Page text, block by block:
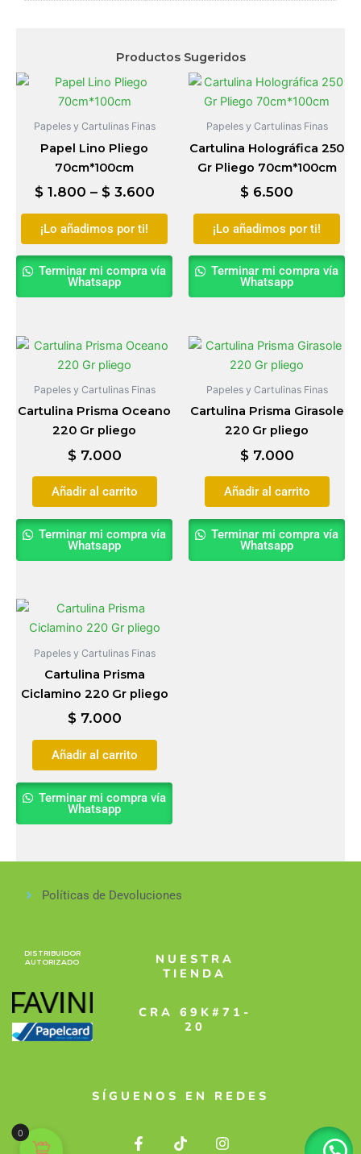
Productos Sugeridos
Papeles y Cartulinas Finas
Papel Lino Pliego
70cm*100cm
$1.800 – $3.600
Price
through
$ 3.600
¡Lo añadimos por ti!
Este
producto
se
elegir
la
producto
Terminar mi compra vía
Whatsapp
Papeles y Cartulinas Finas
Cartulina Holográfica 250
Gr Pliego 70cm*100cm
$ 6.500
¡Lo añadimos por ti!
se
la
Terminar mi compra vía
Whatsapp
Papeles y Cartulinas Finas
Cartulina Prisma Oceano
220 Gr pliego
$7.000
Añadir al carrito
Terminar mi compra vía
Whatsapp
Papeles y Cartulinas Finas
Cartulina Prisma Girasole
220 Gr pliego
$7.000
Añadir al carrito
Terminar mi compra vía
Whatsapp
Papeles y Cartulinas Finas
Cartulina Prisma
Ciclamino 220 Gr pliego
$7.000
Añadir al carrito
Terminar mi compra vía
Whatsapp
Políticas de Devoluciones
DISTRIBUIDOR
AUTORIZADO
NUESTRA
TIENDA
CRA 69K#71-
20
SÍGUENOS EN REDES
F
a
T
i
I
n
0